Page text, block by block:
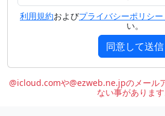
利用規約およびプライバシーポリシー
い。
同意して送信
@icloud.comや@ezweb.ne.jpのメール
ない事があります